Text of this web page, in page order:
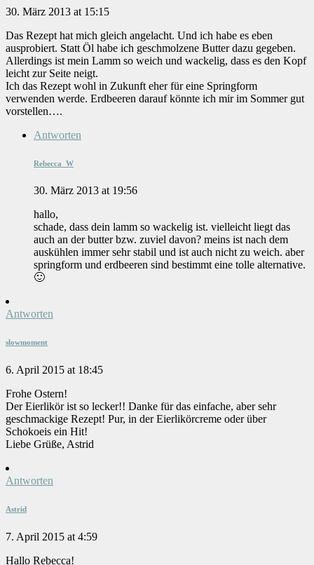
30. März 2013 at 15:15
Das Rezept hat mich gleich angelacht. Und ich habe es eben
ausprobiert. Statt Öl habe ich geschmolzene Butter dazu gegeben.
Allerdings ist mein Lamm so weich und wackelig, dass es den Kopf
leicht zur Seite neigt.
Ich das Rezept wohl in Zukunft eher für eine Springform
verwenden werde. Erdbeeren darauf könnte ich mir im Sommer gut
vorstellen….
Antworten
Rebecca_W
30. März 2013 at 19:56
hallo,
schade, dass dein lamm so wackelig ist. vielleicht liegt das
auch an der butter bzw. zuviel davon? meins ist nach dem
auskühlen immer sehr stabil und ist auch nicht zu weich. aber
springform und erdbeeren sind bestimmt eine tolle alternative.
🙂
Antworten
slowmoment
6. April 2015 at 18:45
Frohe Ostern!
Der Eierlikör ist so lecker!! Danke für das einfache, aber sehr
geschmackige Rezept! Pur, in der Eierlikörcreme oder über
Schokoeis ein Hit!
Liebe Grüße, Astrid
Antworten
Astrid
7. April 2015 at 4:59
Hallo Rebecca!